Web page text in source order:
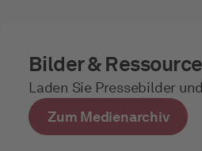
Bilder &
Laden Sie Pressebilder
Zum Medienarchiv